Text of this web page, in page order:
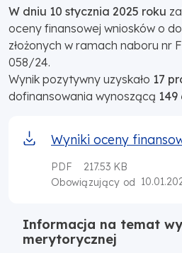
W dniu 10 stycznia 2025 roku
oceny finansowej wniosków o
złożonych w ramach naboru nr
058/24.
Wynik pozytywny uzyskało 17
dofinansowania wynoszącą 149
Wyniki oceny
PDF
217.53 KB
Obowiązujący od
Informacja na temat
merytorycznej